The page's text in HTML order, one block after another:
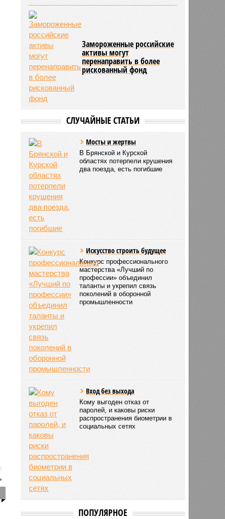
Замороженные российские
активы могут
перенаправить в более
рискованный фонд
СЛУЧАЙНЫЕ СТАТЬИ
Мосты и жертвы
В Брянской и Курской
областях потерпели крушения
два поезда, есть погибшие
Искусство строить будущее
Конкурс профессионального
мастерства «Лучший по
профессии» объединил
таланты и укрепил связь
поколений в оборонной
промышленности
Вход без выхода
Кому выгоден отказ от
паролей, и каковы риски
распространения биометрии в
социальных сетях
ПОПУЛЯРНОЕ